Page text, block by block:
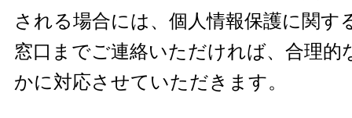
される場合には、個人情報保護に関す
窓口までご連絡いただければ、合理的
かに対応させていただきます。